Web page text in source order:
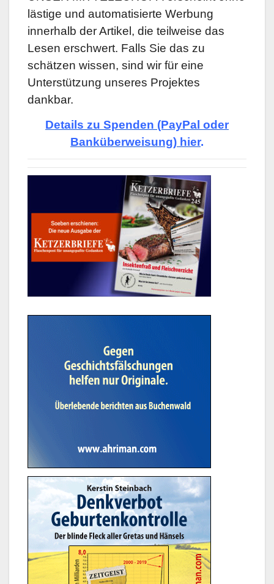
lästige und automatisierte Werbung
innerhalb der Artikel, die teilweise das
Lesen erschwert. Falls Sie das zu
schätzen wissen, sind wir für eine
Unterstützung unseres Projektes
dankbar.
Details zu Spenden (PayPal oder
Banküberweisung) hier.